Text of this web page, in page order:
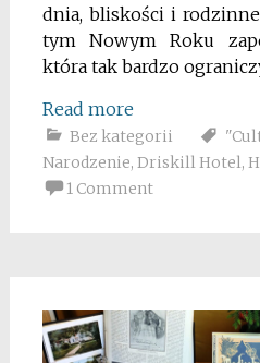
dnia, bliskości i
tym Nowym Roku
która tak bardzo
Read more
Bez kategorii
Narodzenie, Driskill Hotel,
1 Comment